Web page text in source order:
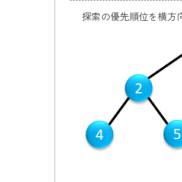
探索の優先順位を横方